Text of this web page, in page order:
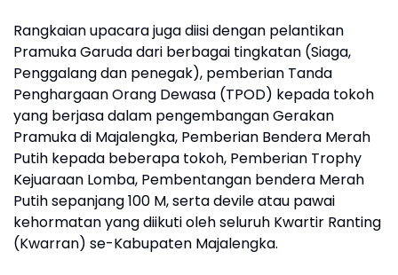
Rangkaian upacara juga diisi dengan pelantikan
Pramuka Garuda dari berbagai tingkatan (Siaga,
Penggalang dan penegak), pemberian Tanda
Penghargaan Orang Dewasa (TPOD) kepada tokoh
yang berjasa dalam pengembangan Gerakan
Pramuka di Majalengka, Pemberian Bendera Merah
Putih kepada beberapa tokoh, Pemberian Trophy
Kejuaraan Lomba, Pembentangan bendera Merah
Putih sepanjang 100 M, serta devile atau pawai
kehormatan yang diikuti oleh seluruh Kwartir Ranting
(Kwarran) se-Kabupaten Majalengka.